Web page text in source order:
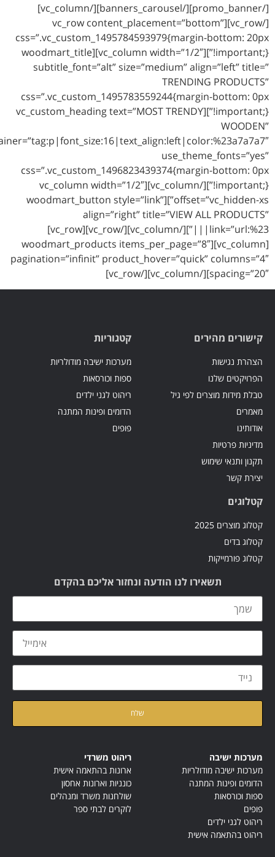
[/promo_banner][/banners_carousel][/vc_column]
[/vc_row][vc_row content_placement=”bottom”
css=”.vc_custom_1495784593979{margin-
!important;}”][vc_column width=”1/2″][woodmart_title
subtitle_font=”alt” size=”medium”
TRENDING
css=”.vc_custom_1495783559244{margin-
!important;}”][vc_custom_heading text=”MOST TRENDY
css=”.vc_custom_1496823439374{margin-
!important;}”][/vc_column][vc_column width=”1/2″
offset=”vc_hidden-xs”][woodmart_button style=”link”
align=”right” title=”VIEW ALL
link=”url:%23|||”][/vc_column][/vc_row][vc_row]
[vc_column][woodmart_products items_per_page=”8″
pagination=”infinit” product_hover=”quick”
מהירים
שלנו
מוצרים לפי גיל
שימוש
מערכות ישיבה מודולריות
ספות וכורסאות
ריהוט לגני ילדים
הדומים ופינות המתנה
2025
תשאירו לנו הודעה ונחזור אליכם בהקדם
ואני מאשר/ת את של האתר
מודולריות
המתנה
ילדים
אישית
ריהוט משרדי
ארונות בהתאמה אישית
כונניות וארונות אחסון
שולחנות משרד ומנהלים
לוקרים לבתי ספר